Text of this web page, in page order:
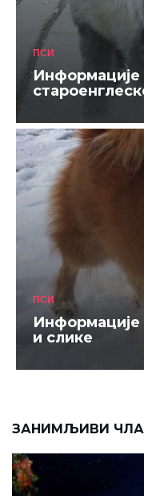
ПСИ
Информације
ПСИ
Информације
и слике
ЗАНИМЉИВИ